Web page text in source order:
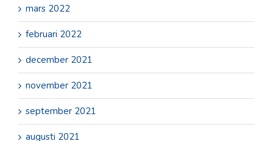
mars 2022
februari 2022
december 2021
november 2021
september 2021
augusti 2021